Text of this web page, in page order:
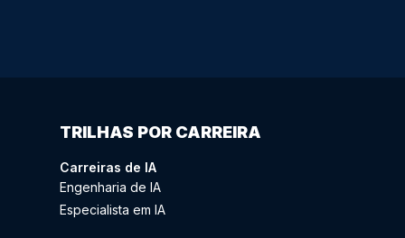
TRILHAS POR CARREIRA
Carreiras de IA
Engenharia de IA
Especialista em IA